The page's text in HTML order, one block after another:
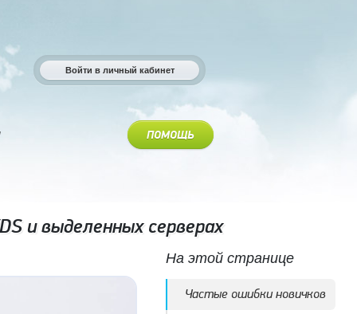
Войти в личный кабинет
ПОМОЩЬ
и выделенных серверах
На этой странице
Частые ошибки новичков